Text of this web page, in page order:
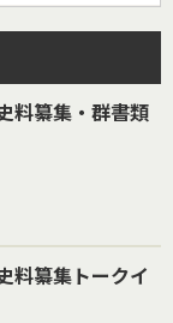
料纂集・群書類
料纂集トークイ